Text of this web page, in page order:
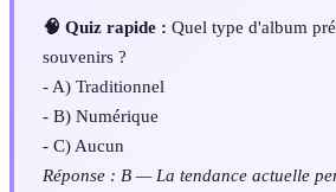
🧠 Quiz rapide : Quel type d'album
souvenirs ?
- A) Traditionnel
- B) Numérique
- C) Aucun
Réponse : B — La tendance actuelle